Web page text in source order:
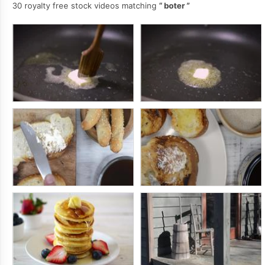
30 royalty free stock videos matching
boter